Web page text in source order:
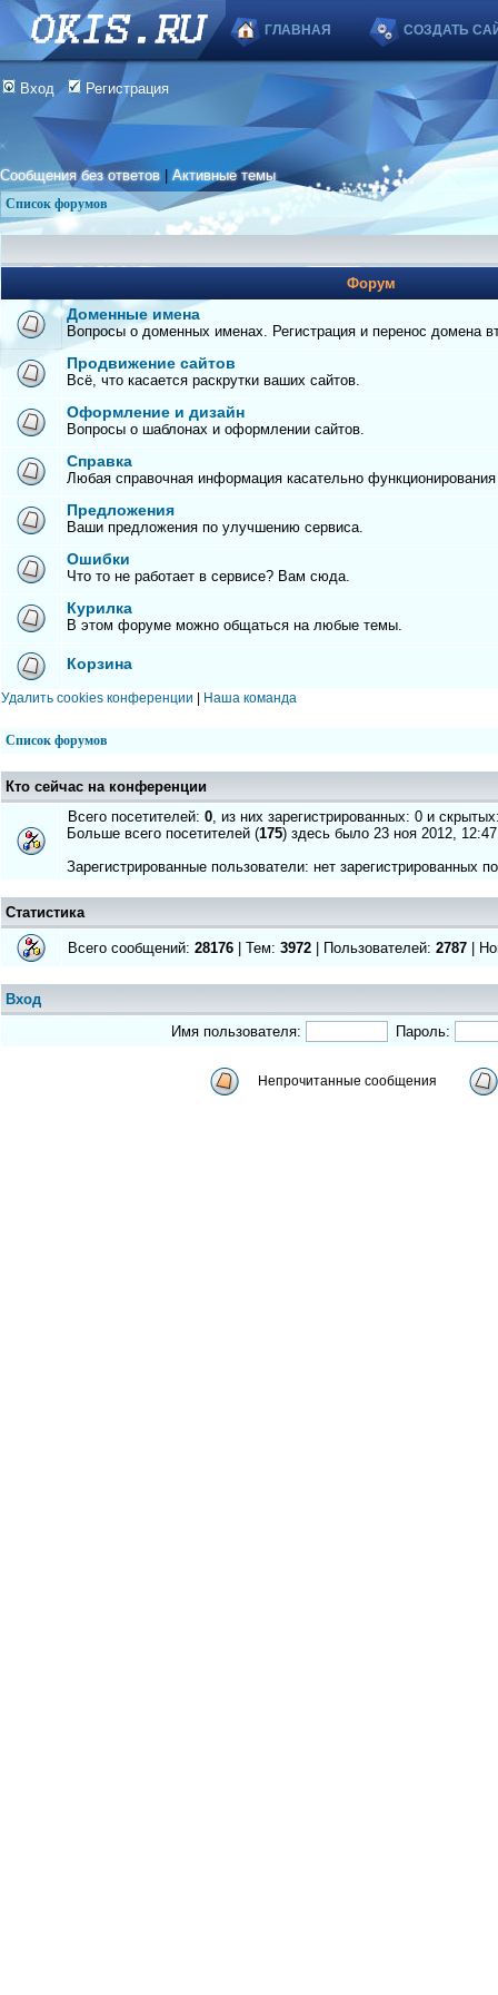
ГЛАВНАЯ СОЗДАТЬ
Вход Регистрация
Сообщения без ответов |Активные темы
Список форумов
Форум
Доменные имена
Вопросы о доменных именах. Регистрация и перенос домена
Продвижение сайтов
Всё, что касается раскрутки ваших сайтов.
Оформление и дизайн
Вопросы о шаблонах и оформлении сайтов.
Справка
Любая справочная информация касательно
Предложения
Ваши предложения по улучшению сервиса.
Ошибки
Что то не работает в сервисе? Вам сюда.
Курилка
В этом форуме можно общаться на любые темы.
Корзина
Удалить cookies конференции Наша команда
Список форумов
Кто сейчас на конференции
Всего посетителей: 0, из них зарегистрированных: 0 и
Больше всего посетителей (175) здесь было 23 ноя 2012, 12:47
Зарегистрированные пользователи: нет зарегистрированных
Статистика
Всего сообщений: 28176 | Тем: 3972 | Пользователей: 2787 |
Вход
Имя пользователя:
Пароль:
Непрочитанные сообщения